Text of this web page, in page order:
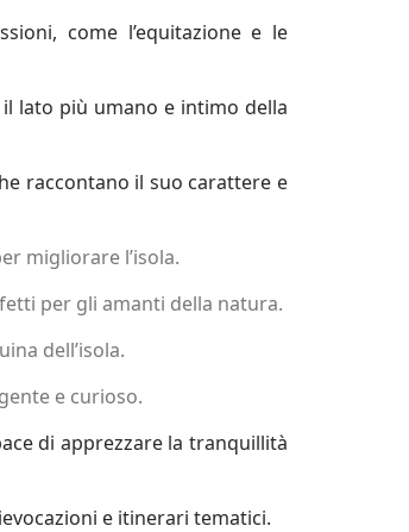
come l’equitazione e le
lato più umano e intimo della
raccontano il suo carattere e
migliorare l’isola.
per gli amanti della natura.
dell’isola.
e curioso.
di apprezzare la tranquillità
e itinerari tematici.